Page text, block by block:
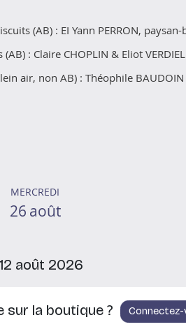
(AB) : EI Yann PERRON,
(AB) : Claire CHOPLIN & Eliot
air, non AB) : Théophile BAUDOIN
MERCREDI
26 août
août 2026
sur la boutique ?